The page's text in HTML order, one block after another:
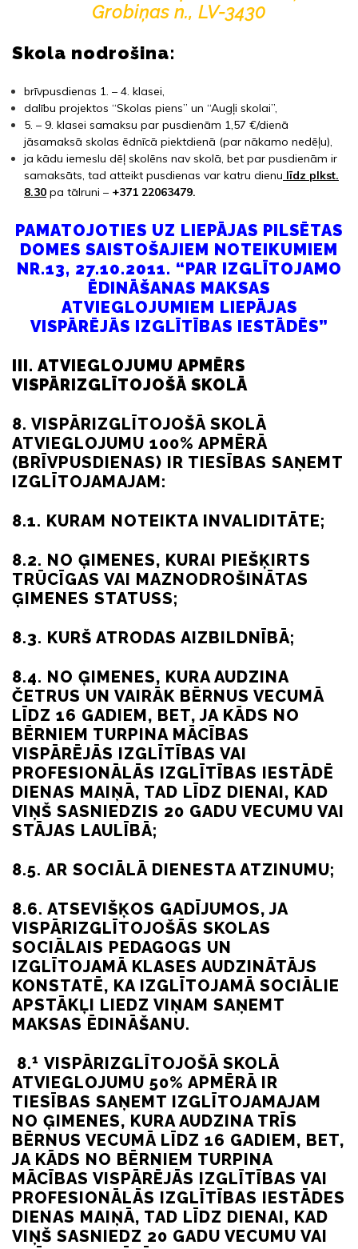
Grobiņas n., LV-3430
Skola nodrošina:
brīvpusdienas 1. – 4. klasei,
dalību projektos “Skolas piens” un “Augļi skolai”,
5. – 9. klasei samaksu par pusdienām 1,57 €/dienā
jāsamaksā skolas ēdnīcā piektdienā (par nākamo nedēļu),
ja kādu iemeslu dēļ skolēns nav skolā, bet par pusdienām ir
samaksāts, tad atteikt pusdienas var katru dienu līdz plkst.
8.30 pa tālruni – +371 22063479.
PAMATOJOTIES UZ LIEPĀJAS PILSĒTAS
DOMES SAISTOŠAJIEM NOTEIKUMIEM
NR.13, 27.10.2011. “PAR IZGLĪTOJAMO
ĒDINĀŠANAS MAKSAS
ATVIEGLOJUMIEM LIEPĀJAS
VISPĀRĒJĀS IZGLĪTĪBAS IESTĀDĒS”
III. ATVIEGLOJUMU APMĒRS
VISPĀRIZGLĪTOJOŠĀ SKOLĀ
8. VISPĀRIZGLĪTOJOŠĀ SKOLĀ
ATVIEGLOJUMU 100% APMĒRĀ
(BRĪVPUSDIENAS) IR TIESĪBAS SAŅEMT
IZGLĪTOJAMAJAM:
8.1. KURAM NOTEIKTA INVALIDITĀTE;
8.2. NO ĢIMENES, KURAI PIEŠĶIRTS
TRŪCĪGAS VAI MAZNODROŠINĀTAS
ĢIMENES STATUSS;
8.3. KURŠ ATRODAS AIZBILDNĪBĀ;
8.4. NO ĢIMENES, KURA AUDZINA
ČETRUS UN VAIRĀK BĒRNUS VECUMĀ
LĪDZ 16 GADIEM, BET, JA KĀDS NO
BĒRNIEM TURPINA MĀCĪBAS
VISPĀRĒJĀS IZGLĪTĪBAS VAI
PROFESIONĀLĀS IZGLĪTĪBAS IESTĀDĒ
DIENAS MAIŅĀ, TAD LĪDZ DIENAI, KAD
VIŅŠ SASNIEDZIS 20 GADU VECUMU VAI
STĀJAS LAULĪBĀ;
8.5. AR SOCIĀLĀ DIENESTA ATZINUMU;
8.6. ATSEVIŠĶOS GADĪJUMOS, JA
VISPĀRIZGLĪTOJOŠĀS SKOLAS
SOCIĀLAIS PEDAGOGS UN
IZGLĪTOJAMĀ KLASES AUDZINĀTĀJS
KONSTATĒ, KA IZGLĪTOJAMĀ SOCIĀLIE
APSTĀKĻI LIEDZ VIŅAM SAŅEMT
MAKSAS ĒDINĀŠANU.
8.1 VISPĀRIZGLĪTOJOŠĀ SKOLĀ
ATVIEGLOJUMU 50% APMĒRĀ IR
TIESĪBAS SAŅEMT IZGLĪTOJAMAJAM
NO ĢIMENES, KURA AUDZINA TRĪS
BĒRNUS VECUMĀ LĪDZ 16 GADIEM, BET,
JA KĀDS NO BĒRNIEM TURPINA
MĀCĪBAS VISPĀRĒJĀS IZGLĪTĪBAS VAI
PROFESIONĀLĀS IZGLĪTĪBAS IESTĀDES
DIENAS MAIŅĀ, TAD LĪDZ DIENAI, KAD
VIŅŠ SASNIEDZ 20 GADU VECUMU VAI